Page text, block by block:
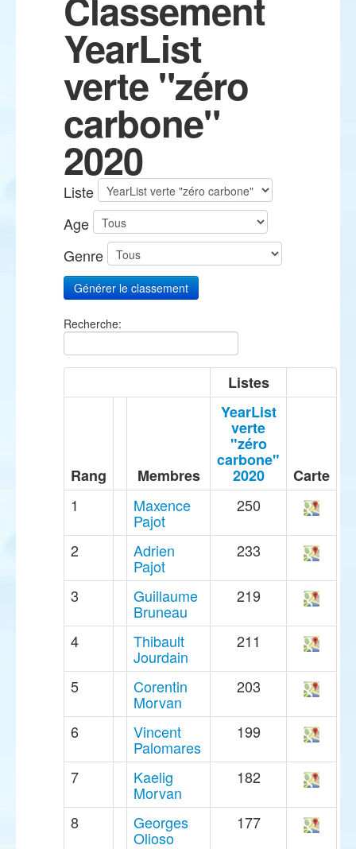
YearList
verte "zéro
carbone"
2020
Liste
Age
Genre
Recherche:
Listes
Rang Membres
YearList
verte
"zéro
carbone"
2020
Carte
1
Maxence
Pajot
250
2 Adrien
Pajot
233
3 Guillaume
Bruneau
219
4 Thibault
Jourdain
211
5 Corentin
Morvan
203
6 Vincent
Palomares
199
7 Kaelig
Morvan
182
8 Georges
Olioso
177